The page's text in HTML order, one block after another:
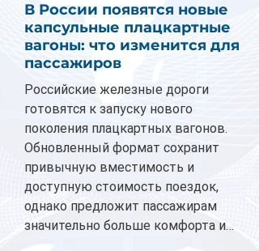
В России появятся новые
капсульные плацкартные
вагоны: что изменится для
пассажиров
Российские железные дороги
готовятся к запуску нового
поколения плацкартных вагонов.
Обновленный формат сохранит
привычную вместимость и
доступную стоимость поездок,
однако предложит пассажирам
значительно больше комфорта и